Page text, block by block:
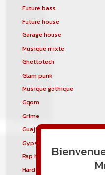
Future bass
Future house
Garage house
Musique mixte
Ghettotech
Glam punk
Musique gothique
Gqom
Grime
Guajira
Gypsy punk
Rap hardcore
Hardstep